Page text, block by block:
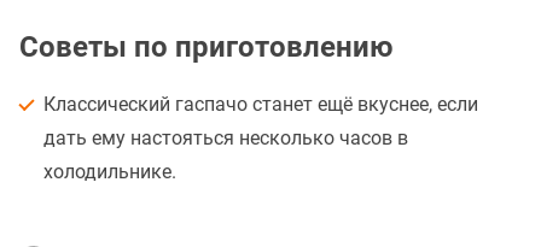
Советы по приготовлению
Классический гаспачо станет ещё вкуснее, если
дать ему настояться несколько часов в
холодильнике.